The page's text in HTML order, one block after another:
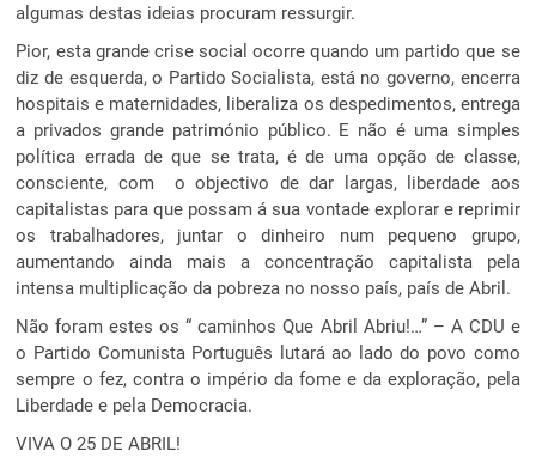
algumas destas ideias procuram ressurgir.
Pior, esta grande crise social ocorre quando um partido que se
diz de esquerda, o Partido Socialista, está no governo, encerra
hospitais e maternidades, liberaliza os despedimentos, entrega
a privados grande património público. E não é uma simples
política errada de que se trata, é de uma opção de classe,
consciente, com o objectivo de dar largas, liberdade aos
capitalistas para que possam á sua vontade explorar e reprimir
os trabalhadores, juntar o dinheiro num pequeno grupo,
aumentando ainda mais a concentração capitalista pela
intensa multiplicação da pobreza no nosso país, país de Abril.
Não foram estes os “ caminhos Que Abril Abriu!…” – A CDU e
o Partido Comunista Português lutará ao lado do povo como
sempre o fez, contra o império da fome e da exploração, pela
Liberdade e pela Democracia.
VIVA O 25 DE ABRIL!